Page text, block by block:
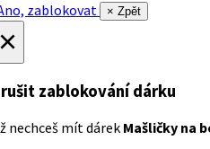
zablokovat
× Zpět
zablokování dárku
nechceš mít dárek Mašličky na